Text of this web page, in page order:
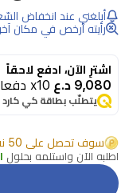
التشغيل:
أندرويد
لتجربة
بث
وأكثر
استقرارًا.
أبلغني عند انخفاض
رأيته أرخص في مكان آخر
اشترِ الآن، ادفع لاحقاً
9,080 د.ع x10 دفعات
يتطلّب بطاقة كي كارد
سوف تحصل على 50 نقاط عند شراءك هذا المنتج
اطلبه الآن واستلمه بحلول